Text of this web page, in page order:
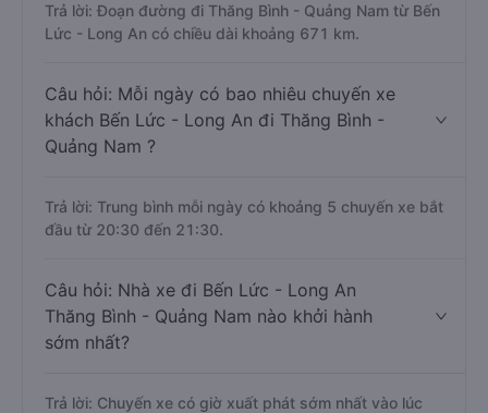
Trả lời: Đoạn đường đi Thăng Bình - Quảng Nam từ Bến
Lức - Long An có chiều dài khoảng 671 km.
Câu hỏi: Mỗi ngày có bao nhiêu chuyến xe
khách Bến Lức - Long An đi Thăng Bình -
Quảng Nam ?
Trả lời: Trung bình mỗi ngày có khoảng 5 chuyến xe bắt
đầu từ 20:30 đến 21:30.
Câu hỏi: Nhà xe đi Bến Lức - Long An
Thăng Bình - Quảng Nam nào khởi hành
sớm nhất?
Trả lời: Chuyến xe có giờ xuất phát sớm nhất vào lúc